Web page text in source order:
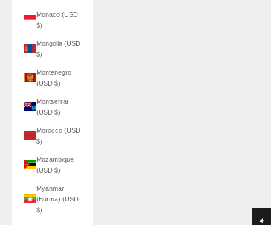
Monaco (USD
$)
Mongolia (USD
$)
Montenegro
(USD $)
Montserrat
(USD $)
Morocco (USD
$)
Mozambique
(USD $)
Myanmar
(Burma) (USD
$)